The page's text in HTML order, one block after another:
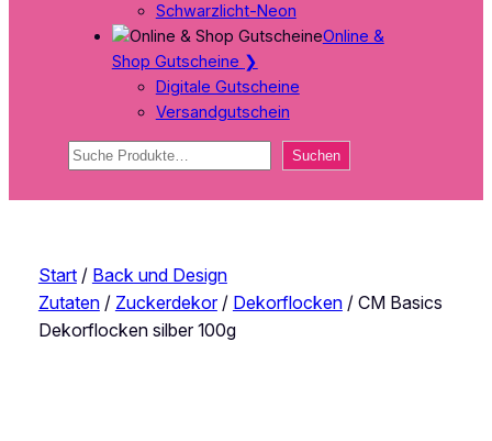
Schwarzlicht-Neon
Online &
Shop Gutscheine ❯
Digitale Gutscheine
Versandgutschein
Suchen Suchen
Start/ Back und Design
Zutaten/ Zuckerdekor/ Dekorflocken/ CM Basics
Dekorflocken silber 100g